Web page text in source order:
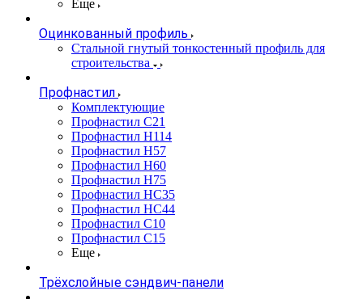
Еще
Оцинкованный профиль
Стальной гнутый тонкостенный профиль для
строительства
Профнастил
Комплектующие
Профнастил C21
Профнастил Н114
Профнастил Н57
Профнастил Н60
Профнастил Н75
Профнастил НС35
Профнастил НС44
Профнастил С10
Профнастил С15
Еще
Трёхслойные сэндвич-панели